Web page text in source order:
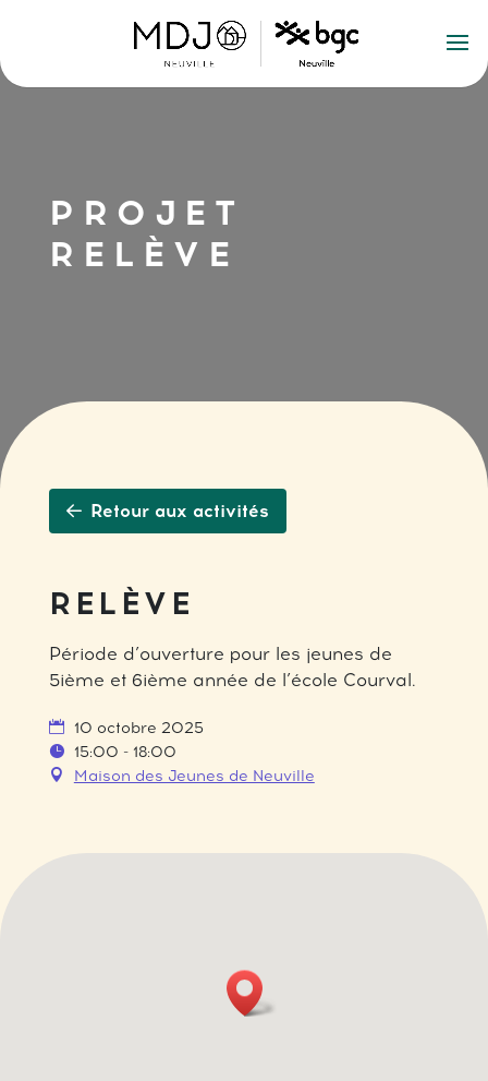
PROJET
RELÈVE
Retour aux activités
RELÈVE
Période d’ouverture pour les jeunes de
5ième et 6ième année de l’école Courval.
10 octobre 2025
15:00 - 18:00
Maison des Jeunes de Neuville